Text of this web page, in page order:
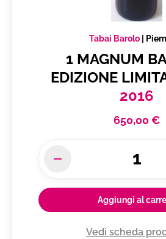
Tabai Barolo
1 MAGNUM
EDIZIONE
2016
650,00 €
Aggiungi al
Vedi scheda